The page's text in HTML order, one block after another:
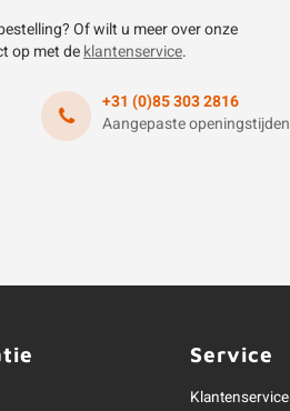
Of wilt u meer over onze
op met deklantenservice.
+31 (0)85 303 2816
Aangepaste openingstijden
Service
Klantenservice